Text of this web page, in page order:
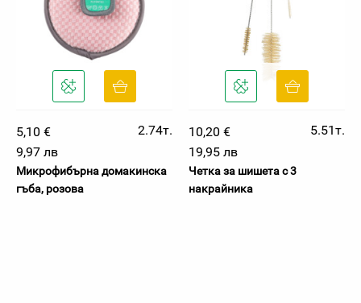
5,10 €
2.74т.
9,97 лв
Микрофибърна домакинска
гъба, розова
10,20 €
5.51т.
19,95 лв
Четка за шишета с 3
накрайника